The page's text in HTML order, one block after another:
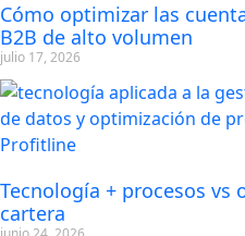
Cómo optimizar las
B2B de alto volumen
julio 17, 2026
Tecnología + procesos
cartera